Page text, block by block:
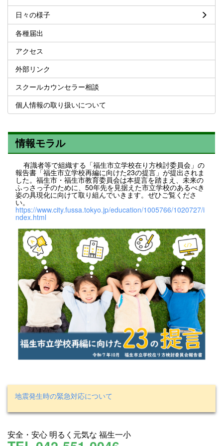
日々の様子
各種届出
アクセス
外部リンク
スクールカウンセラー相談
個人情報の取り扱いについて
情報モラル
有識者等で組織する「福生市立学校在り方検討委員会」の
報告書「福生市立学校再編に向けた23の提言」が提出されま
した。福生市・福生市教育委員会は本提言を踏まえ、未来の
ふっさっ子のために、50年先を見据えた市立学校のあるべき
姿の具現化に向けて取り組んでいきます。ぜひご覧くださ
い。
https://www.city.fussa.tokyo.jp/education/1005766/1020727/i
ndex.html
地震発生時の緊急対応について
安全・安心 明るく元気な 福生一小